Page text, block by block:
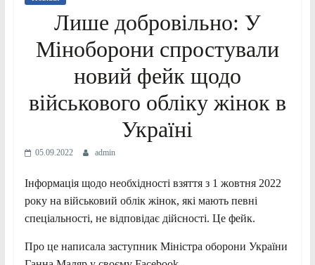
Лише добровільно: У
Міноборони спростували
новий фейк щодо
військового обліку жінок в
Україні
05.09.2022 admin
Інформація щодо необхідності взяття з 1 жовтня 2022
року на військовий облік жінок, які мають певні
спеціальності, не відповідає дійсності. Це фейк.
Про це написала заступник Міністра оборони України